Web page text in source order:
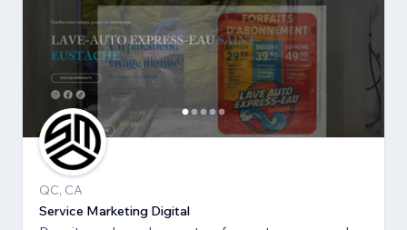
QC, CA
Service Marketing Digital